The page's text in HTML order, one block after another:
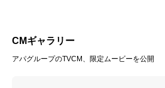
CMギャラリー
アパグループのTVCM、限定ムービーを公開